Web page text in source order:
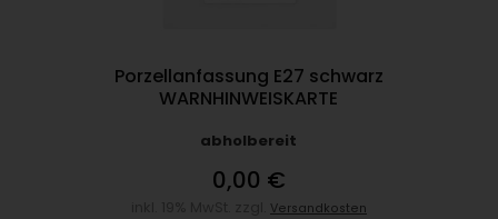
Porzellanfassung E27 schwarz
WARNHINWEISKARTE
abholbereit
0,00 €
Versandkosten